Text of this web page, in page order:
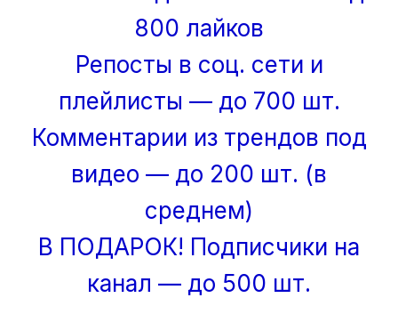
800 лайков
Репосты в соц. сети и
плейлисты — до 700 шт.
Комментарии из трендов под
видео — до 200 шт. (в
среднем)
В ПОДАРОК! Подписчики на
канал — до 500 шт.